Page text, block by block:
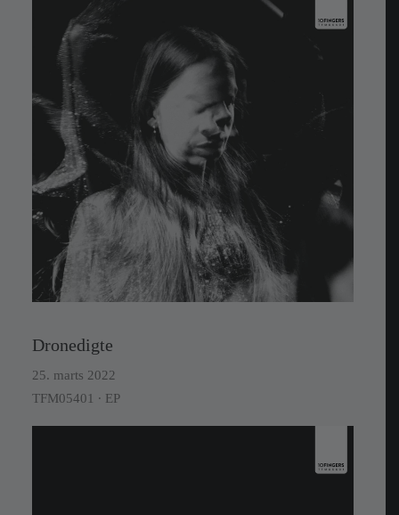
Dronedigte
25. marts 2022
TFM05401 ∙ EP